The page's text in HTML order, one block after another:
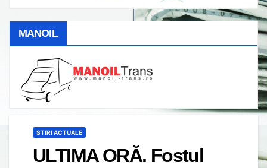
MANOIL
STIRI ACTUALE
ULTIMA ORĂ. Fostul